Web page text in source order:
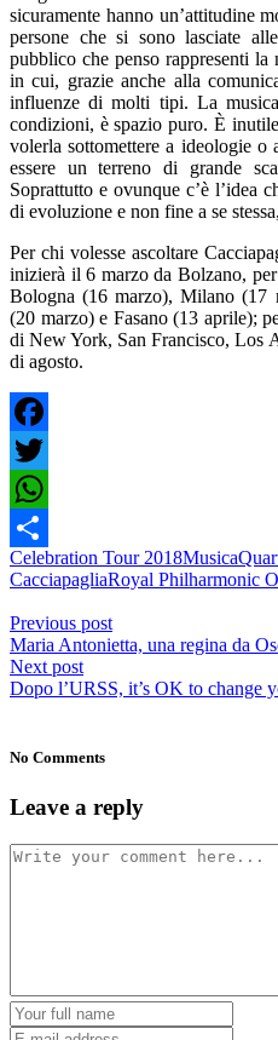
sicuramente hanno un’attitudine
persone che si sono lasciate
pubblico che penso rappresenti
in cui, grazie anche alla
influenze di molti tipi. La
condizioni, è spazio puro. È
volerla sottomettere a ideologie o
essere un terreno di grande
Soprattutto e ovunque c’è l’idea
di evoluzione e non fine a se
Per chi volesse ascoltare
inizierà il 6 marzo da Bolzano,
Bologna (16 marzo), Milano (17
(20 marzo) e Fasano (13 aprile);
di New York, San Francisco, Los
di agosto.
Facebook
Twitter
WhatsApp
Condividi
Celebration Tour 2018Musica
CacciapagliaRoyal Philharmonic
Previous post
Maria Antonietta, una regina da
Next post
Dopo l’URSS, it’s OK to change
No Comments
Leave a reply